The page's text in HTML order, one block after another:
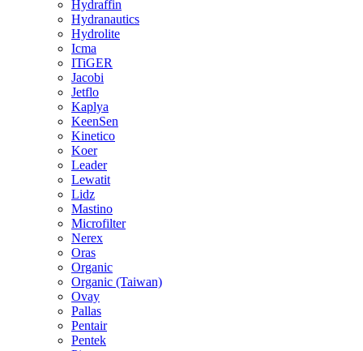
Hydraffin
Hydranautics
Hydrolite
Icma
ITiGER
Jacobi
Jetflo
Kaplya
KeenSen
Kinetico
Koer
Leader
Lewatit
Lidz
Mastino
Microfilter
Nerex
Oras
Organic
Organic (Taiwan)
Ovay
Pallas
Pentair
Pentek